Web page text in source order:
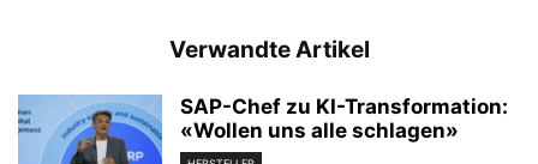
Verwandte Artikel
SAP-Chef zu KI-Transformation:
«Wollen uns alle schlagen»